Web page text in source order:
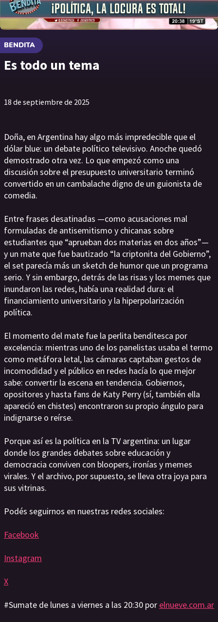
BENDITA
Es todo un tema
18 de septiembre de 2025
Doña, en Argentina hay algo más impredecible que el
dólar blue: un debate político televisivo. Anoche quedó
demostrado otra vez. Lo que empezó como una
discusión sobre el presupuesto universitario terminó
convertido en un cambalache digno de un guionista de
comedia.
Entre frases desatinadas —como acusaciones mal
formuladas de antisemitismo y chicanas sobre
estudiantes que “aprueban dos materias en dos años”—
y un mate que fue bautizado “la criptonita del Gobierno”,
el set parecía más un sketch de humor que un programa
serio. Y sin embargo, detrás de las risas y los memes que
inundaron las redes, había una realidad dura: el
financiamiento universitario y la hiperpolarización
política.
El momento del mate fue la perlita benditesca por
excelencia: mientras uno de los panelistas usaba el termo
como metáfora letal, las cámaras captaban gestos de
incomodidad y el público en redes hacía lo que mejor
sabe: convertir la escena en tendencia. Gobiernos,
opositores y hasta fans de Katy Perry (sí, también ella
apareció en chistes) encontraron su propio ángulo para
indignarse o reírse.
Porque así es la política en la TV argentina: un lugar
donde los grandes debates sobre educación y
democracia conviven con bloopers, ironías y memes
virales. Y el archivo, por supuesto, se lleva otra joya para
sus vitrinas.
Podés seguirnos en nuestras redes sociales:
Facebook
Instagram
X
#Sumate de lunes a viernes a las 20:30 por elnueve.com.ar